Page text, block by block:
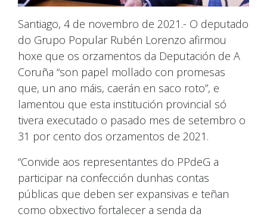
Santiago, 4 de novembro de 2021.- O deputado
do Grupo Popular Rubén Lorenzo afirmou
hoxe que os orzamentos da Deputación de A
Coruña “son papel mollado con promesas
que, un ano máis, caerán en saco roto”, e
lamentou que esta institución provincial só
tivera executado o pasado mes de setembro o
31 por cento dos orzamentos de 2021.
“Convide aos representantes do PPdeG a
participar na confección dunhas contas
públicas que deben ser expansivas e teñan
como obxectivo fortalecer a senda da